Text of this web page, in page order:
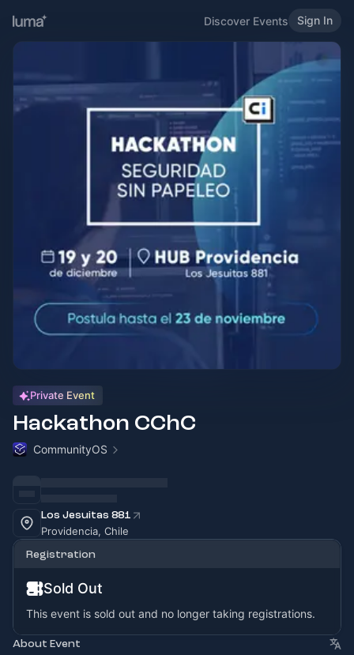
Discover Events Sign In
Private Event
Hackathon CChC
CommunityOS
Los Jesuitas 881
Providencia, Chile
Registration
Sold Out
This event is sold out and no longer taking registrations.
About Event